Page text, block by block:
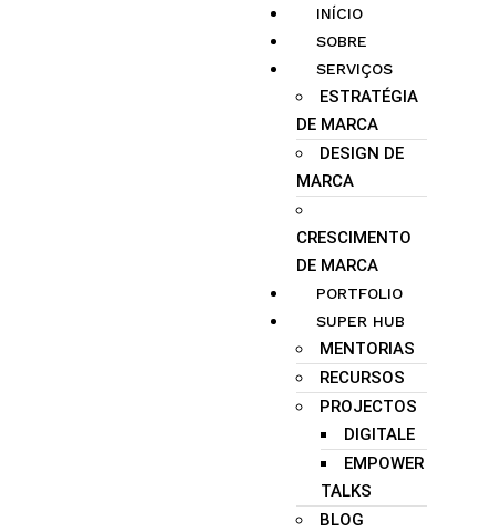
INÍCIO
SOBRE
SERVIÇOS
ESTRATÉGIA
DE MARCA
DESIGN DE
MARCA
CRESCIMENTO
DE MARCA
PORTFOLIO
SUPER HUB
MENTORIAS
RECURSOS
PROJECTOS
DIGITALE
EMPOWER
TALKS
BLOG